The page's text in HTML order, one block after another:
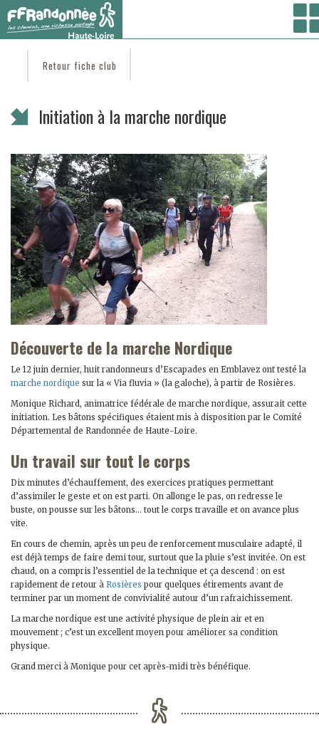
Vous êtes ici :Accueil/ Coté clubs /
Initiation à la marche nordique
Retour fiche club
Initiation à la marche nordique
Découverte de la marche Nordique
Le 12 juin dernier, huit randonneurs d’Escapades en Emblavez ont testé la
marche nordique sur la « Via fluvia » (la galoche), à partir de Rosières.
Monique Richard, animatrice fédérale de marche nordique, assurait cette
initiation. Les bâtons spécifiques étaient mis à disposition par le Comité
Départemental de Randonnée de Haute-Loire.
Un travail sur tout le corps
Dix minutes d’échauffement, des exercices pratiques permettant
d’assimiler le geste et on est parti. On allonge le pas, on redresse le
buste, on pousse sur les bâtons… tout le corps travaille et on avance plus
vite.
En cours de chemin, après un peu de renforcement musculaire adapté, il
est déjà temps de faire demi tour, surtout que la pluie s’est invitée. On est
chaud, on a compris l’essentiel de la technique et ça descend : on est
rapidement de retour à Rosières pour quelques étirements avant de
terminer par un moment de convivialité autour d’un rafraichissement.
La marche nordique est une activité physique de plein air et en
mouvement ; c’est un excellent moyen pour améliorer sa condition
physique.
Grand merci à Monique pour cet après-midi très bénéfique.